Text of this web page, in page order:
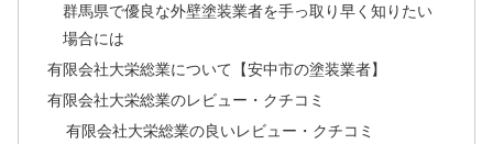
群馬県で優良な外壁塗装業者を手っ取り早く知りたい
場合には
有限会社大栄総業について【安中市の塗装業者】
有限会社大栄総業のレビュー・クチコミ
有限会社大栄総業の良いレビュー・クチコミ